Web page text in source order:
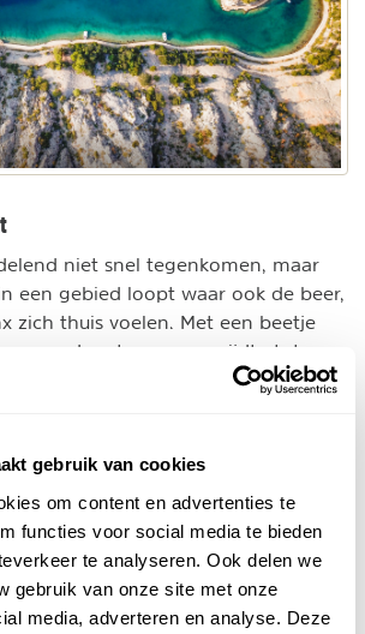
gebruik van cookies
om content en advertenties te
functies voor social media te bieden
te analyseren. Ook delen we
gebruik van onze site met onze
media, adverteren en analyse. Deze
niet snel tegenkomen, maar
een gebied loopt waar ook de beer,
zich thuis voelen. Met een beetje
met een spanwijdte tot
boven je cirkelen. Dichter bij de
en schimmels is lang en nog altijd
sink holesin het gebied is op 1480
botanische tuin van 50 hectare